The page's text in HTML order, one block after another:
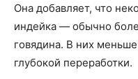
Она добавляет, что
индейка — обычно
говядина. В них
глубокой переработки.